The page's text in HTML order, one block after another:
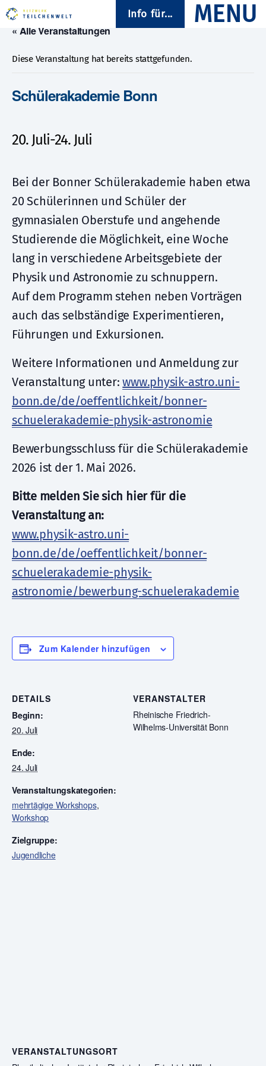
Info für...
« Alle Veranstaltungen
Diese Veranstaltung hat bereits stattgefunden.
Schülerakademie Bonn
20. Juli-24. Juli
Bei der Bonner Schülerakademie haben etwa
20 Schülerinnen und Schüler der
gymnasialen Oberstufe und angehende
Studierende die Möglichkeit, eine Woche
lang in verschiedene Arbeitsgebiete der
Physik und Astronomie zu schnuppern.
Auf dem Programm stehen neben Vorträgen
auch das selbständige Experimentieren,
Führungen und Exkursionen.
Weitere Informationen und Anmeldung zur
Veranstaltung unter:www.physik-astro.uni-
bonn.de/de/oeffentlichkeit/bonner-
schuelerakademie-physik-astronomie
Bewerbungsschluss für die Schülerakademie
2026 ist der 1. Mai 2026.
Bitte melden Sie sich hier für die
Veranstaltung an:
www.physik-astro.uni-
bonn.de/de/oeffentlichkeit/bonner-
schuelerakademie-physik-
astronomie/bewerbung-schuelerakademie
Zum Kalender hinzufügen
DETAILS
Beginn:
20. Juli
Ende:
24. Juli
Veranstaltungskategorien:
mehrtägige Workshops,
Workshop
Zielgruppe:
Jugendliche
VERANSTALTER
Rheinische Friedrich-
Wilhelms-Universität Bonn
VERANSTALTUNGSORT